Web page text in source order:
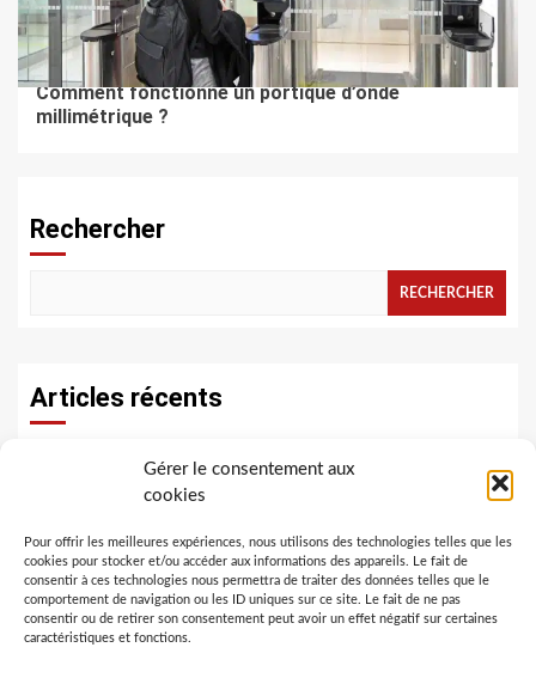
Gérer le consentement aux
cookies
Pour offrir les meilleures expériences, nous utilisons des technologies telles que les
cookies pour stocker et/ou accéder aux informations des appareils. Le fait de
consentir à ces technologies nous permettra de traiter des données telles que le
comportement de navigation ou les ID uniques sur ce site. Le fait de ne pas
consentir ou de retirer son consentement peut avoir un effet négatif sur certaines
caractéristiques et fonctions.
3 min de lecture
BTOB
Comment fonctionne un portique d’onde
millimétrique ?
Rechercher
RECHERCHER
Articles récents
événement privé
Comment bien préparer sa piscine avant la mise en
hivernage ?
Pourquoi le transport intermodal est-il idéal pour les